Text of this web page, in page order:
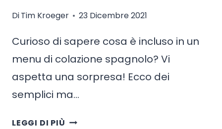
DiTim Kroeger 23 Dicembre 2021
Curioso di sapere cosa è incluso in un
menu di colazione spagnolo? Vi
aspetta una sorpresa! Ecco dei
semplici ma…
LEGGI DI PIÙ 8